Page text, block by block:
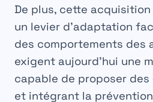
De plus, cette
un levier d’adaptation
des comportements des
exigent aujourd’hui une
capable de proposer
et intégrant la